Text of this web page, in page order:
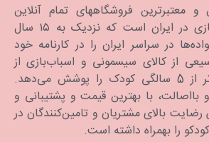
و معتبرترین فروشگاههای تمام آنلاین
سیسمونی و اسباب‌بازی در ایران است که نزدیک به ۱۵ سال
در سراسر ایران را در کارنامه خود
از کالای سیسمونی و اسباب‌بازی از
دوره بارداری تا بالاتر از 5 سالگی کودک را پوشش می‌دهد.
بااصالت، با بهترین قیمت و پشتیبانی و
بالای مشتریان و تامین‌کنندگان در
را بهمراه داشته است.